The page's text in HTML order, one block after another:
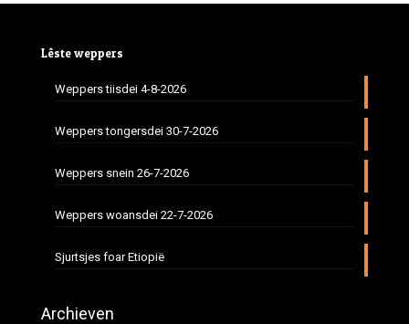
Lêste weppers
Weppers tiisdei 4-8-2026
Weppers tongersdei 30-7-2026
Weppers snein 26-7-2026
Weppers woansdei 22-7-2026
Sjurtsjes foar Etiopië
Archieven